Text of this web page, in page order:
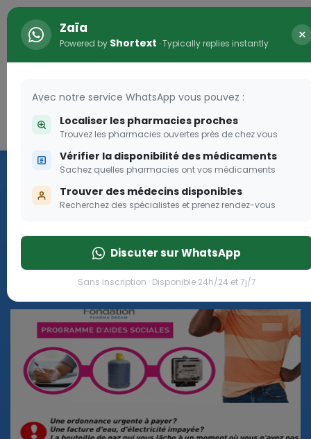
Connexion
Les aides sociales Pharma
Dream
pique!
Zaïa
Powered by Shortext · Typically replies instantly ×
Avec notre service WhatsApp vous pouvez :
Localiser les pharmacies proches
Trouvez les pharmacies ouvertes près de chez vous
Vérifier la disponibilité des médicaments
Sachez quelles pharmacies ont vos médicaments
Trouver des médecins disponibles
Recherchez des spécialistes et prenez rendez-vous
Discuter sur WhatsApp
Sans inscription · Disponible 24h/24 et 7j/7